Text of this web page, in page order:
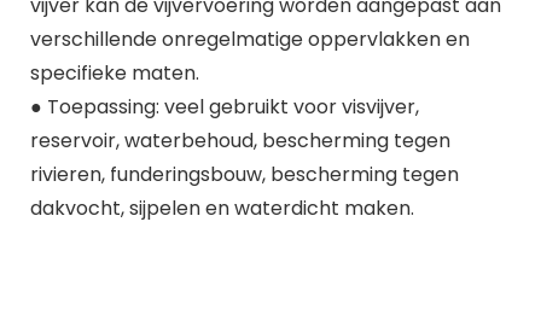
verschillende onregelmatige oppervlakken en
specifieke maten.
● Toepassing: veel gebruikt voor visvijver,
reservoir, waterbehoud, bescherming tegen
rivieren, funderingsbouw, bescherming tegen
dakvocht, sijpelen en waterdicht maken.